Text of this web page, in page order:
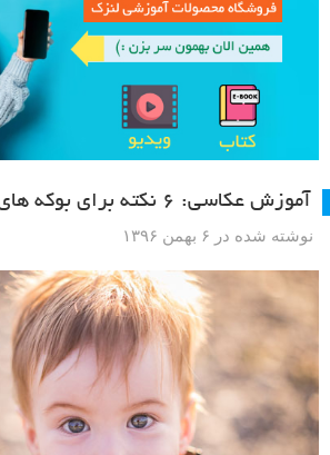
آموزش عکاسی: ۶ نکته برای بوکه های بهتر
نوشته شده در ۶ بهمن ۱۳۹۶